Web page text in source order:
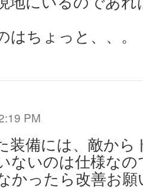
はちょっと、、。
PM
装備には、敵か
ないのは仕様なの
かったら改善お